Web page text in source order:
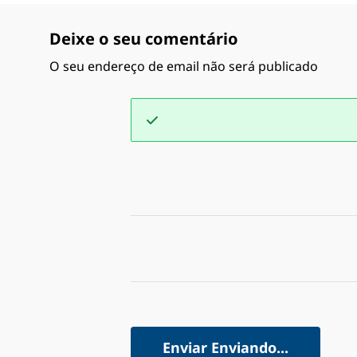
Deixe o seu comentário
O seu endereço de email não será publicado
Enviar Enviando...